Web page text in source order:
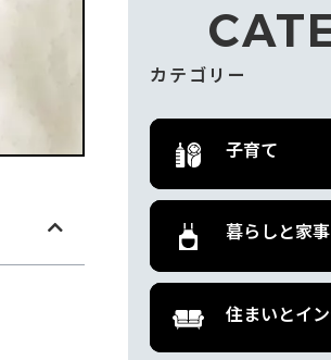
カテゴリー
子育て
暮らしと家事
住まいとイ